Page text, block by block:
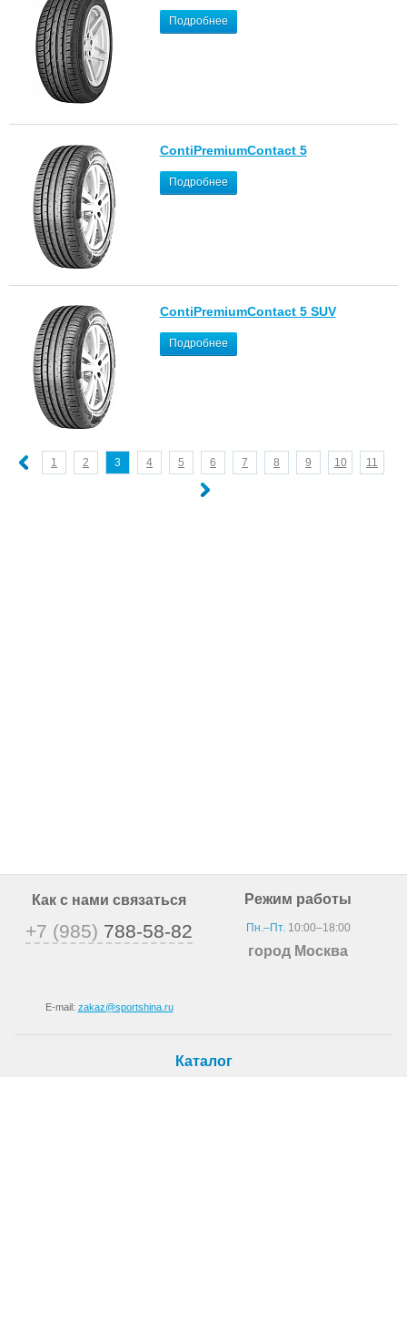
Подробнее
ContiPremiumContact 5
Подробнее
ContiPremiumContact 5 SUV
Подробнее
1 2 3 4 5 6 7 8 9 10 11
Как с нами связаться
+7 (985) 788-58-82
E-mail: zakaz@sportshina.ru
Режим работы
Пн.–Пт.10:00–18:00
город Москва
Каталог